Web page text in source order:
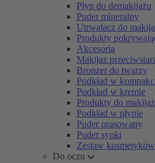
Płyn do demakijażu
Puder mineralny
Utrwalacz do
Produkty
Akcesoria
Makijaż
Bronzer do twarzy
Podkład w
Podkład w kremie
Produkty do
Podkład w płynie
Puder prasowany
Puder sypki
Zestaw
Do oczu